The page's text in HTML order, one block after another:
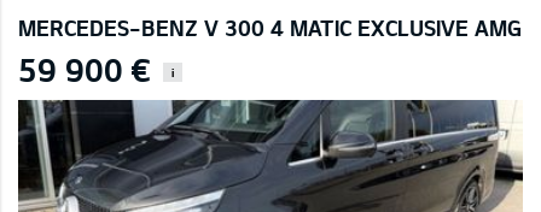
MERCEDES-BENZ V 300 4 MATIC EXCLUSIVE AMG
59 900 € i